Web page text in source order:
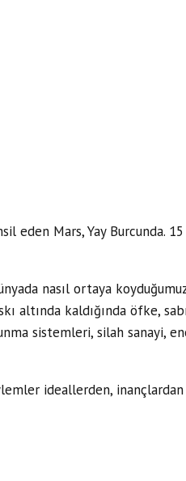
eden Mars, Yay Burcunda. 15
nasıl ortaya
altında kaldığında öfke,
sistemleri, silah sanayi,
ideallerden,